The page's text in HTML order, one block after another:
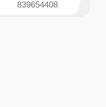
839654408